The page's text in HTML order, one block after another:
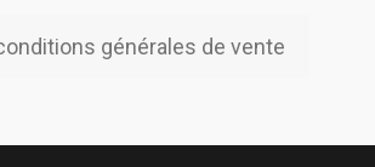
générales de vente